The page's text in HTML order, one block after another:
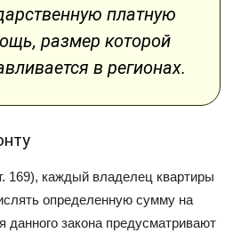
платную
размер которой
в регионах.
169), каждый владелец квартиры
определенную сумму на
закона предусматривают